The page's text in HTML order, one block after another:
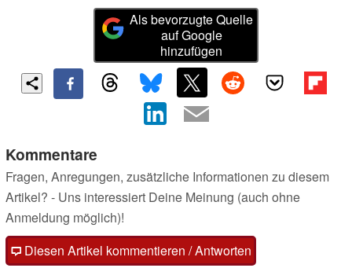
Als bevorzugte Quelle
auf Google
hinzufügen
Kommentare
Fragen, Anregungen, zusätzliche Informationen zu diesem
Artikel? - Uns interessiert Deine Meinung (auch ohne
Anmeldung möglich)!
Diesen Artikel kommentieren / Antworten